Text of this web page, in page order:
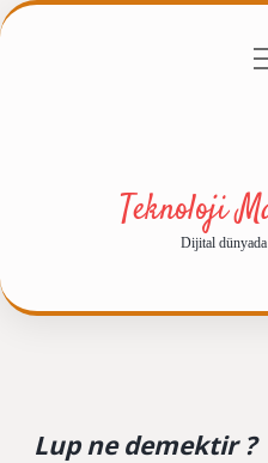
Gizlilik
Teknoloji
Dijital
Lup ne demektir ?